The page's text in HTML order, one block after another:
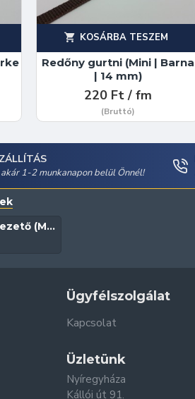
Redőny gurtni (Mini | Barna
| 14 mm)
220 Ft / fm
(Bruttó)
KOSÁRBA TESZEM
1-2 munkanapon belül Önnél!
Redőny gurtni bevezető (Műanyag | Sárga)
Ügyfélszolgálat
Kapcsolat
Üzletünk
Nyíregyháza
Kállói út 91.